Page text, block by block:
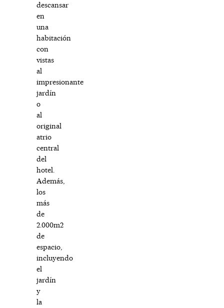
descansar
en
una
habitación
con
vistas
al
impresionante
jardín
o
al
original
atrio
central
del
hotel.
Además,
los
más
de
2.000m2
de
espacio,
incluyendo
el
jardín
y
la